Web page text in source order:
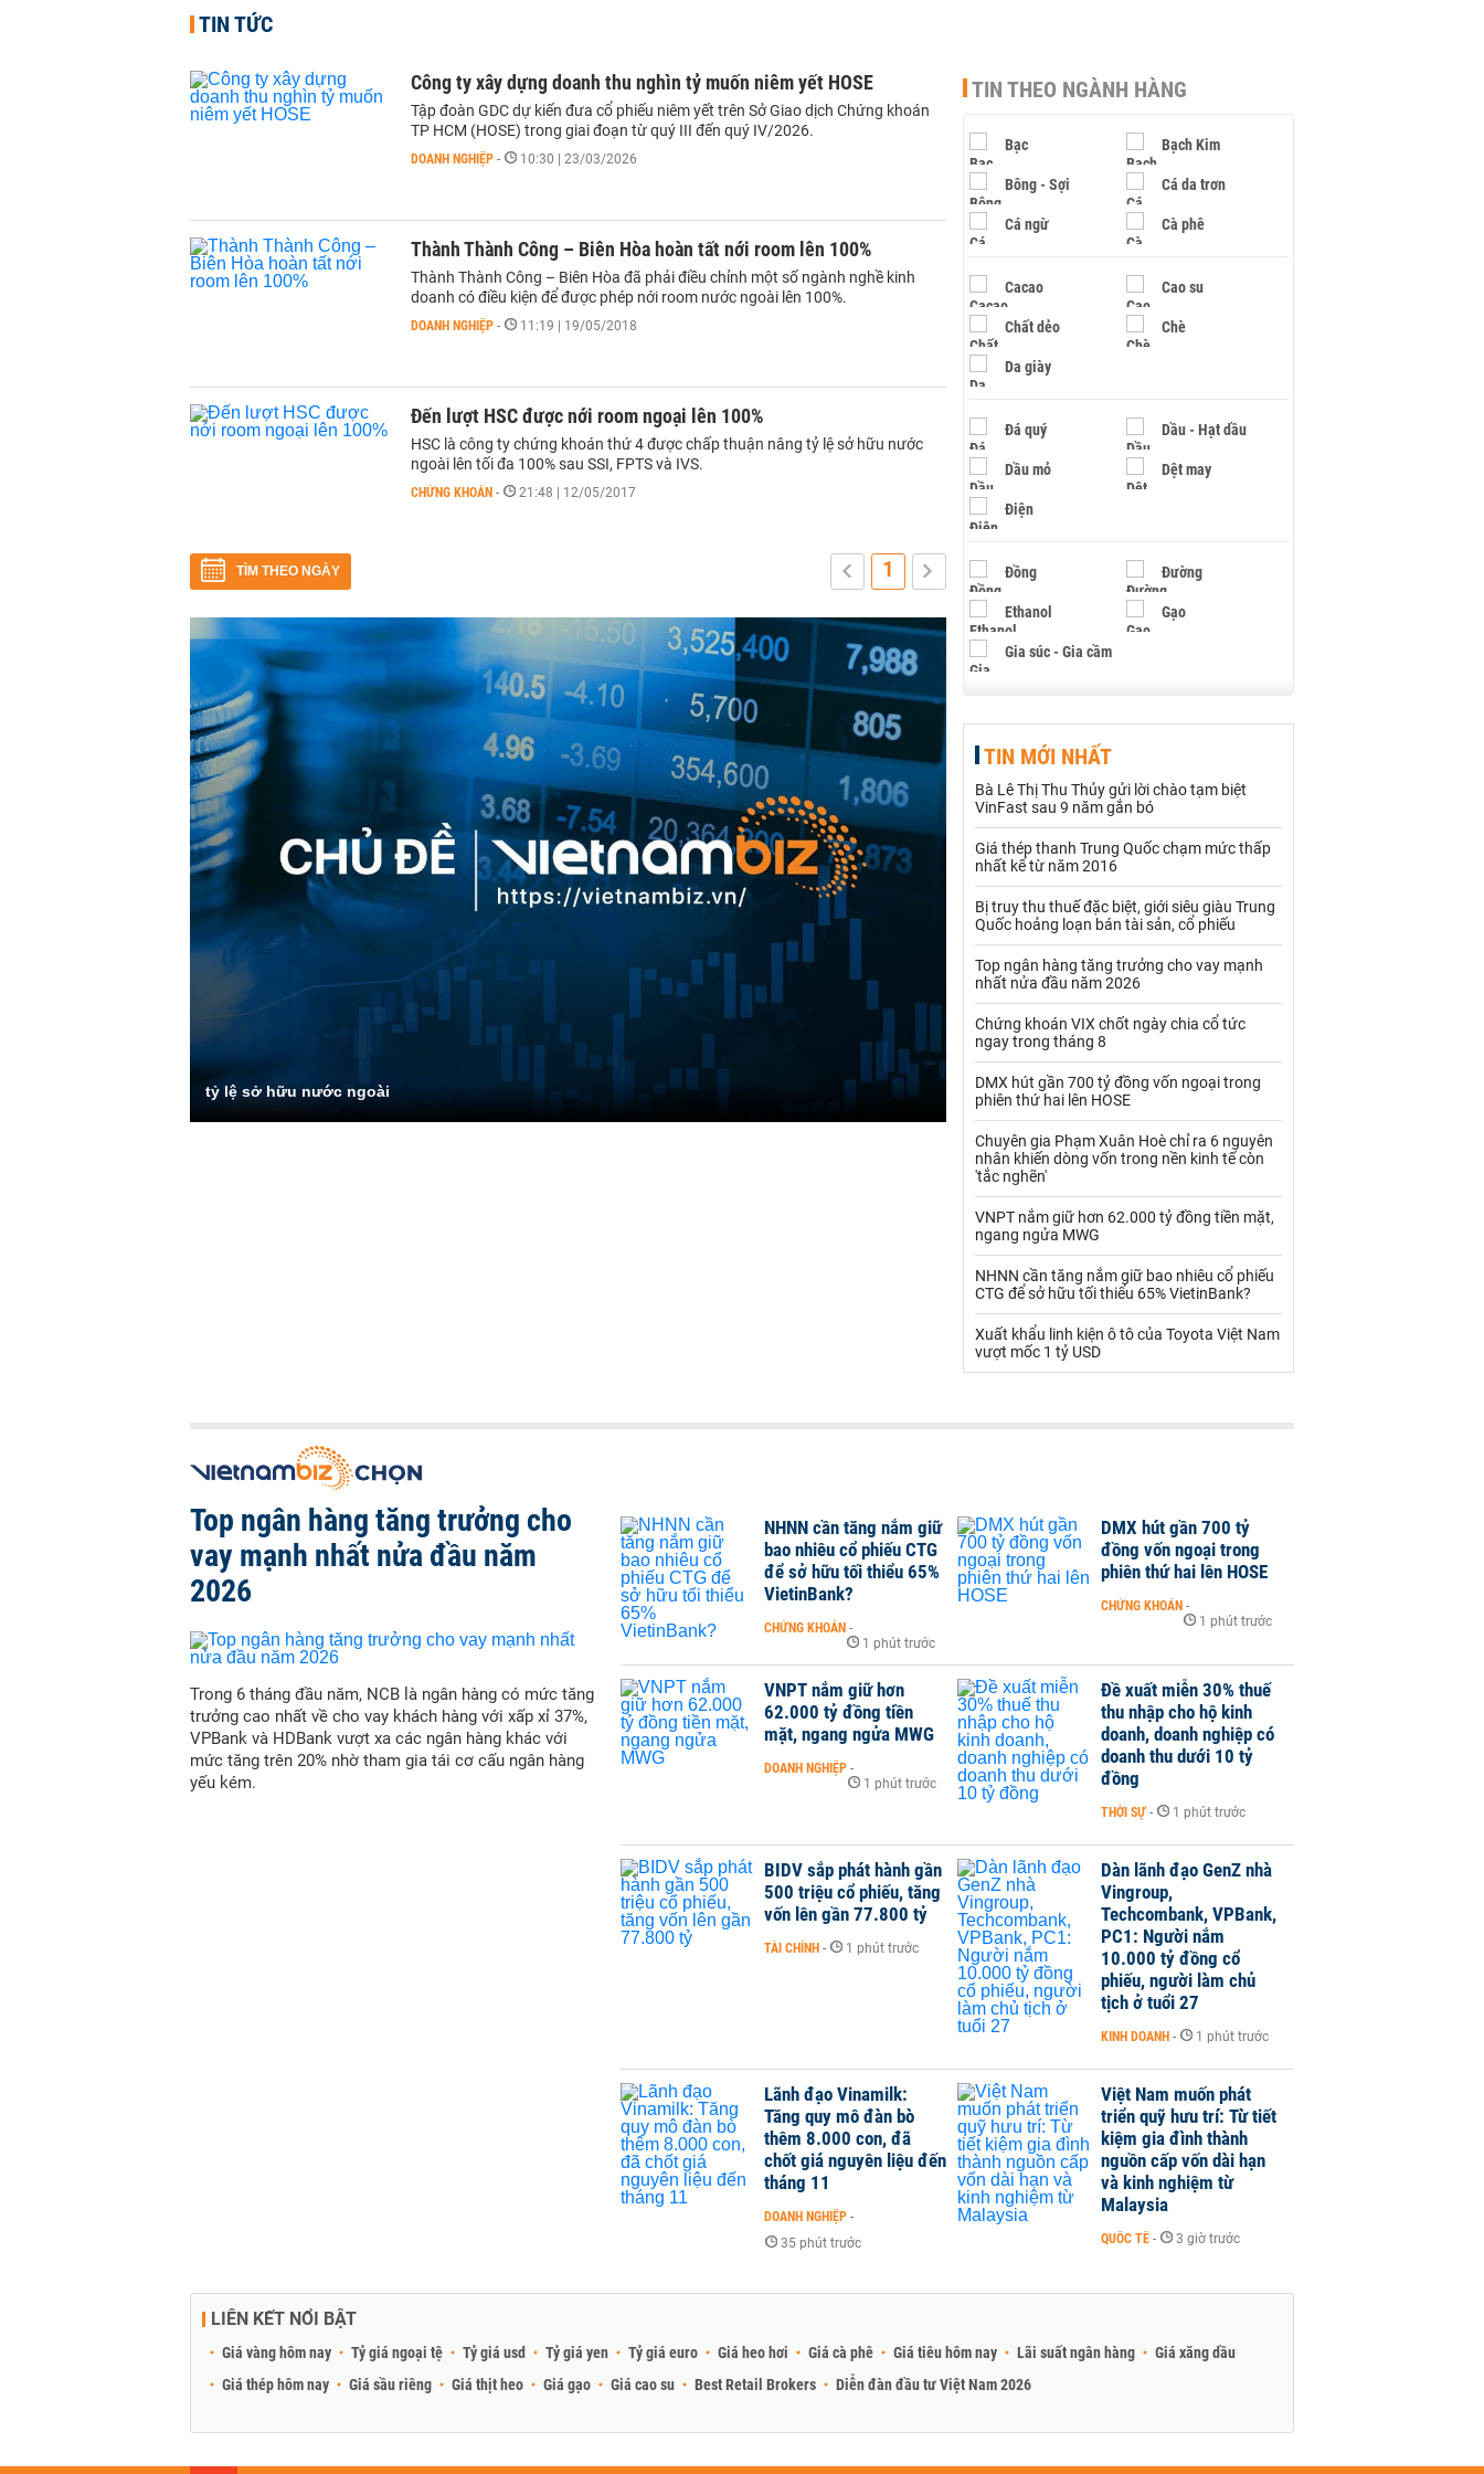
TIN TỨC
Công ty xây dựng doanh thu nghìn tỷ muốn niêm yết HOSE
Tập đoàn GDC dự kiến đưa cổ phiếu niêm yết trên Sở Giao dịch Chứng khoán
TP HCM (HOSE) trong giai đoạn từ quý III đến quý IV/2026.
DOANH NGHIỆP - 10:30 | 23/03/2026
Thành Thành Công – Biên Hòa hoàn tất nới room lên 100%
Thành Thành Công – Biên Hòa đã phải điều chỉnh một số ngành nghề kinh
doanh có điều kiện để được phép nới room nước ngoài lên 100%.
DOANH NGHIỆP - 11:19 | 19/05/2018
Đến lượt HSC được nới room ngoại lên 100%
HSC là công ty chứng khoán thứ 4 được chấp thuận nâng tỷ lệ sở hữu nước
ngoài lên tối đa 100% sau SSI, FPTS và IVS.
CHỨNG KHOÁN - 21:48 | 12/05/2017
TÌM THEO NGÀY 1
tỷ lệ sở hữu nước ngoài
TIN THEO NGÀNH HÀNG
Bạc Bạch Kim
Bông - Sợi Cá da trơn
Cá ngừ Cà phê
Cacao Cao su
Chất dẻo Chè
Da giày
Đá quý Dầu - Hạt dầu
Dầu mỏ Dệt may
Điện
Đồng Đường
Ethanol Gạo
Gia súc - Gia cầm
Hạt điều
Khí đốt
Kim loại khác Mắc ca
Muối Ngũ cốc
Nhựa - Hạt nhựa
Palladium Phân bón
Rau - Củ -Quả
Sữa
Than Thức ăn chăn nuôi
Thủy hải sản khác
Vàng
VLXD khác Xăng dầu
Xi măng - Clynker
TIN MỚI NHẤT
Bà Lê Thị Thu Thủy gửi lời chào tạm biệt
VinFast sau 9 năm gắn bó
Giá thép thanh Trung Quốc chạm mức thấp
nhất kể từ năm 2016
Bị truy thu thuế đặc biệt, giới siêu giàu Trung
Quốc hoảng loạn bán tài sản, cổ phiếu
Top ngân hàng tăng trưởng cho vay mạnh
nhất nửa đầu năm 2026
Chứng khoán VIX chốt ngày chia cổ tức
ngay trong tháng 8
DMX hút gần 700 tỷ đồng vốn ngoại trong
phiên thứ hai lên HOSE
Chuyên gia Phạm Xuân Hoè chỉ ra 6 nguyên
nhân khiến dòng vốn trong nền kinh tế còn
'tắc nghẽn'
VNPT nắm giữ hơn 62.000 tỷ đồng tiền mặt,
ngang ngửa MWG
NHNN cần tăng nắm giữ bao nhiêu cổ phiếu
CTG để sở hữu tối thiểu 65% VietinBank?
Xuất khẩu linh kiện ô tô của Toyota Việt Nam
vượt mốc 1 tỷ USD
Top ngân hàng tăng trưởng cho
vay mạnh nhất nửa đầu năm
2026
Trong 6 tháng đầu năm, NCB là ngân hàng có mức tăng
trưởng cao nhất về cho vay khách hàng với xấp xỉ 37%,
VPBank và HDBank vượt xa các ngân hàng khác với
mức tăng trên 20% nhờ tham gia tái cơ cấu ngân hàng
yếu kém.
NHNN cần tăng nắm giữ
bao nhiêu cổ phiếu CTG
để sở hữu tối thiểu 65%
VietinBank?
CHỨNG KHOÁN -
1 phút trước
DMX hút gần 700 tỷ
đồng vốn ngoại trong
phiên thứ hai lên HOSE
CHỨNG KHOÁN -
1 phút trước
VNPT nắm giữ hơn
62.000 tỷ đồng tiền
mặt, ngang ngửa MWG
DOANH NGHIỆP -
1 phút trước
Đề xuất miễn 30% thuế
thu nhập cho hộ kinh
doanh, doanh nghiệp có
doanh thu dưới 10 tỷ
đồng
THỜI SỰ - 1 phút trước
BIDV sắp phát hành gần
500 triệu cổ phiếu, tăng
vốn lên gần 77.800 tỷ
TÀI CHÍNH - 1 phút trước
Dàn lãnh đạo GenZ nhà
Vingroup,
Techcombank, VPBank,
PC1: Người nắm
10.000 tỷ đồng cổ
phiếu, người làm chủ
tịch ở tuổi 27
KINH DOANH - 1 phút trước
Lãnh đạo Vinamilk:
Tăng quy mô đàn bò
thêm 8.000 con, đã
chốt giá nguyên liệu đến
tháng 11
DOANH NGHIỆP -
35 phút trước
Việt Nam muốn phát
triển quỹ hưu trí: Từ tiết
kiệm gia đình thành
nguồn cấp vốn dài hạn
và kinh nghiệm từ
Malaysia
QUỐC TẾ - 3 giờ trước
LIÊN KẾT NỔI BẬT
Giá vàng hôm nay Tỷ giá ngoại tệ Tỷ giá usd Tỷ giá yen Tỷ giá euro Giá heo hơi Giá cà phê Giá tiêu hôm nay Lãi suất ngân hàng
Giá xăng dầu
Giá thép hôm nay
Giá sầu riêng Giá thịt heo Giá gạo Giá cao su Best Retail Brokers Diễn đàn đầu tư Việt Nam 2026